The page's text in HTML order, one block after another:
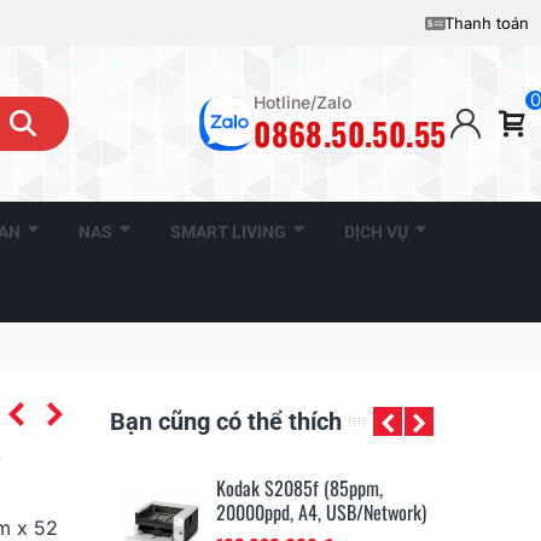
Thanh toán
Hotline/Zalo
0868.50.50.55
0
NAS SMART LIVING DỊCH VỤ
x 52
Bạn cũng có thể thích
Kodak S2085f (85ppm,
20000ppd, A4, USB/Network)